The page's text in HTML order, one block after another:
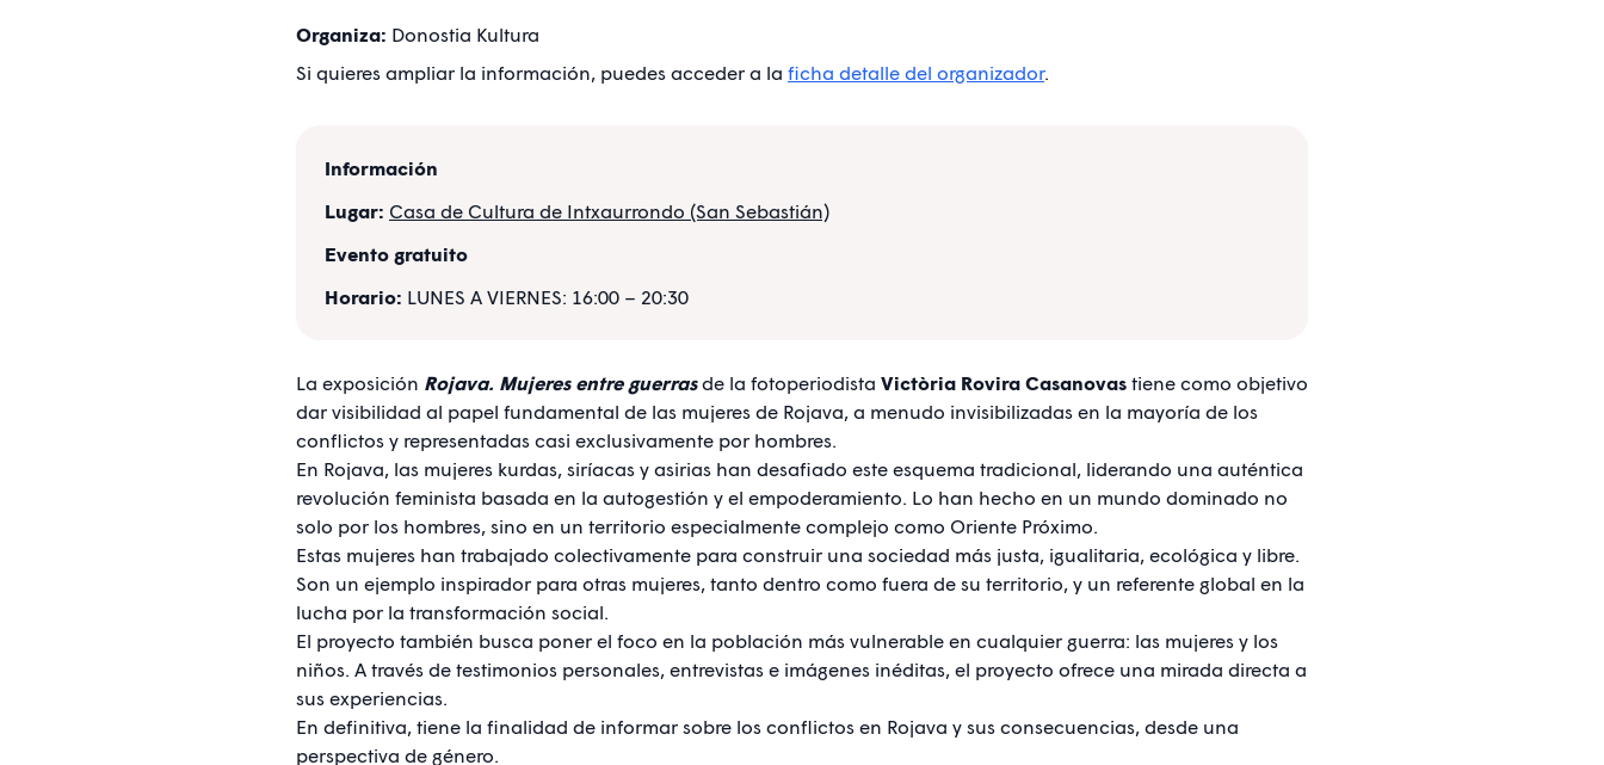
Organiza: Donostia Kultura
Si quieres ampliar la información, puedes acceder a la ficha detalle del organizador.
Información
Lugar: Casa de Cultura de Intxaurrondo (San Sebastián)
Evento gratuito
Horario: LUNES A VIERNES: 16:00 – 20:30
La exposición Rojava. Mujeres entre guerrasde la fotoperiodista Victòria Rovira Casanovas tiene como objetivo
dar visibilidad al papel fundamental de las mujeres de Rojava, a menudo invisibilizadas en la mayoría de los
conflictos y representadas casi exclusivamente por hombres.
En Rojava, las mujeres kurdas, siríacas y asirias han desafiado este esquema tradicional, liderando una auténtica
revolución feminista basada en la autogestión y el empoderamiento. Lo han hecho en un mundo dominado no
solo por los hombres, sino en un territorio especialmente complejo como Oriente Próximo.
Estas mujeres han trabajado colectivamente para construir una sociedad más justa, igualitaria, ecológica y libre.
Son un ejemplo inspirador para otras mujeres, tanto dentro como fuera de su territorio, y un referente global en la
lucha por la transformación social.
El proyecto también busca poner el foco en la población más vulnerable en cualquier guerra: las mujeres y los
niños. A través de testimonios personales, entrevistas e imágenes inéditas, el proyecto ofrece una mirada directa a
sus experiencias.
En definitiva, tiene la finalidad de informar sobre los conflictos en Rojava y sus consecuencias, desde una
perspectiva de género.